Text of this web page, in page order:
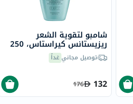
شامبو لتقوية الشعر
ريزيستانس كيراستاس، 250
ملتوصيل مجانيغداً
132
176